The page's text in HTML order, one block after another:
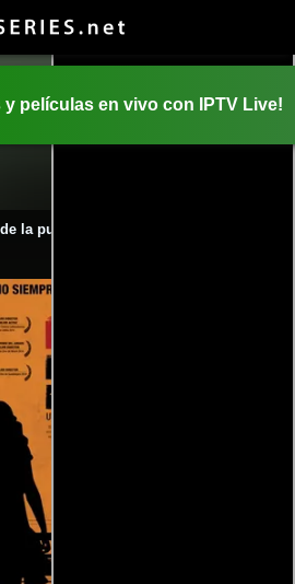
y películas en vivo con IPTV Live!
la puerta (2013)